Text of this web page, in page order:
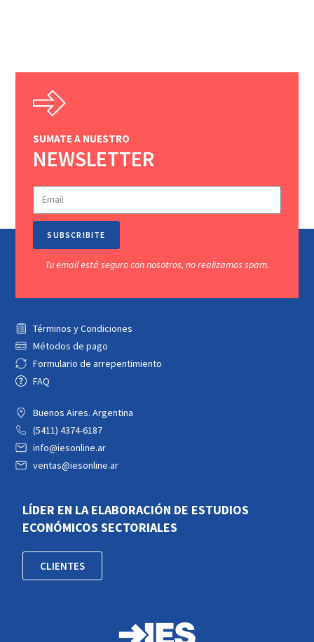
SUMATE A NUESTRO
NEWSLETTER
SUBSCRIBITE
Tu email está seguro con nosotros, no realizamos spam.
Términos y Condiciones
Métodos de pago
Formulario de arrepentimiento
FAQ
Buenos Aires. Argentina
(5411) 4374-6187
info@iesonline.ar
ventas@iesonline.ar
LÍDER EN LA ELABORACIÓN DE ESTUDIOS
ECONÓMICOS SECTORIALES
CLIENTES